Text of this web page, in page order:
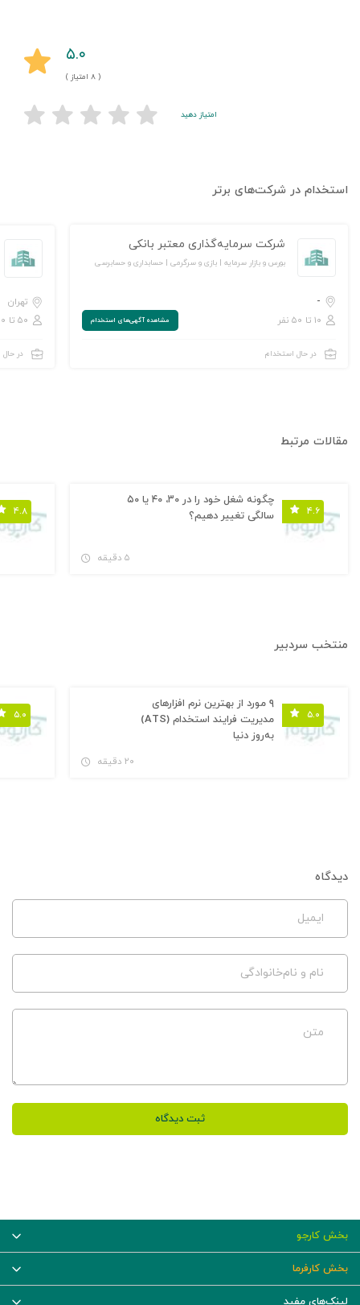
۵.۰
( ۸ امتیاز )
امتیاز دهید
استخدام در شرکت‌های برتر
شرکت سرمایه‌گذاری معتبر بانکی
بورس و بازار سرمایه | بازی و سرگرمی | حسابداری و حسابرسی
-
۱۰ تا ۵۰ نفر مشاهده‌ آگهی‌های استخدام
در حال استخدام
تهران
۵۰ تا ۲۵۰ نفر
در
مقالات مرتبط
۴.۶
چگونه شغل خود را در ۳۰، ۴۰ یا ۵۰
سالگی‌ تغییر دهیم؟
۵ دقیقه
۴.۸
منتخب سردبیر
۵.۰
۹ مورد از بهترین نرم افزارهای
مدیریت فرایند استخدام (ATS)
به‌روز دنیا
۲۰ دقیقه
۵.۰
دیدگاه
ایمیل
نام و نام‌خانوادگی
متن
ثبت دیدگاه
بخش کارجو
بخش کارفرما
لینک‌های مفید